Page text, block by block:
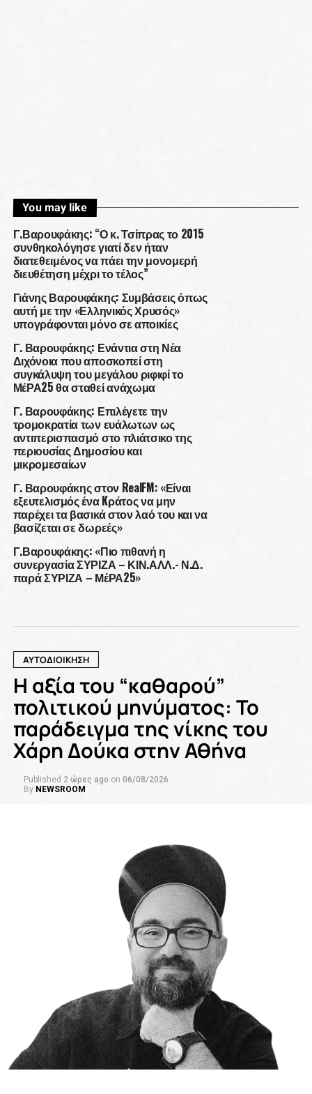
You may like
Γ.Βαρουφάκης: “Ο κ. Τσίπρας το 2015
συνθηκολόγησε γιατί δεν ήταν
διατεθειμένος να πάει την μονομερή
διευθέτηση μέχρι το τέλος”
Γιάνης Βαρουφάκης: Συμβάσεις όπως
αυτή με την «Ελληνικός Χρυσός»
υπογράφονται μόνο σε αποικίες
Γ. Βαρουφάκης: Ενάντια στη Νέα
Διχόνοια που αποσκοπεί στη
συγκάλυψη του μεγάλου ριφιφί το
ΜέΡΑ25 θα σταθεί ανάχωμα
Γ. Βαρουφάκης: Επιλέγετε την
τρομοκρατία των ευάλωτων ως
αντιπερισπασμό στο πλιάτσικο της
περιουσίας Δημοσίου και
μικρομεσαίων
Γ. Βαρουφάκης στον RealFM: «Είναι
εξευτελισμός ένα Kράτος να μην
παρέχει τα βασικά στον λαό του και να
βασίζεται σε δωρεές»
Γ.Βαρουφάκης: «Πιο πιθανή η
συνεργασία ΣΥΡΙΖΑ – ΚΙΝ.ΑΛΛ.- Ν.Δ.
παρά ΣΥΡΙΖΑ – ΜέΡΑ25»
ΑΥΤΟΔΙΟΙΚΗΣΗ
Η αξία του “καθαρού”
πολιτικού μηνύματος: Το
παράδειγμα της νίκης του
Χάρη Δούκα στην Αθήνα
Published 2 ώρες ago on 06/08/2026
By NEWSROOM